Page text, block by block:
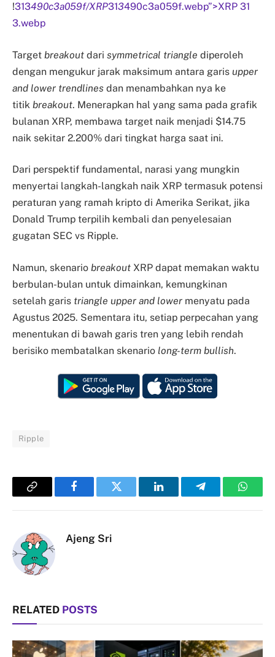
!313490c3a059f/XRP313490c3a059f.webp”>XRP 31
3.webp
Target breakout dari symmetrical triangle diperoleh
dengan mengukur jarak maksimum antara garis upper
and lower trendlines dan menambahkan nya ke
titik breakout. Menerapkan hal yang sama pada grafik
bulanan XRP, membawa target naik menjadi $14.75
naik sekitar 2.200% dari tingkat harga saat ini.
Dari perspektif fundamental, narasi yang mungkin
menyertai langkah-langkah naik XRP termasuk potensi
peraturan yang ramah kripto di Amerika Serikat, jika
Donald Trump terpilih kembali dan penyelesaian
gugatan SEC vs Ripple.
Namun, skenario breakout XRP dapat memakan waktu
berbulan-bulan untuk dimainkan, kemungkinan
setelah garis triangle upper and lower menyatu pada
Agustus 2025. Sementara itu, setiap perpecahan yang
menentukan di bawah garis tren yang lebih rendah
berisiko membatalkan skenario long-term bullish.
Ripple
Copy
FacebookTwitter LinkedInTelegram
Ajeng Sri
RELATED POSTS